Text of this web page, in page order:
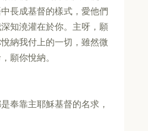
長成基督的樣式，愛他們
知澆灌在於你。主呀，願
納我付上的一切，雖然微
願你悅納。
奉靠主耶穌基督的名求，